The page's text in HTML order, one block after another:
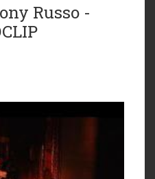
Russo -